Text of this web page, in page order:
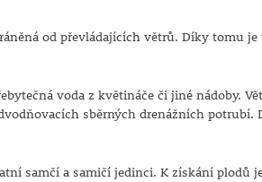
od převládajících větrů. Díky tomu
voda z květináče či jiné nádoby.
sběrných drenážních
samčí a samičí jedinci. K získání plodů